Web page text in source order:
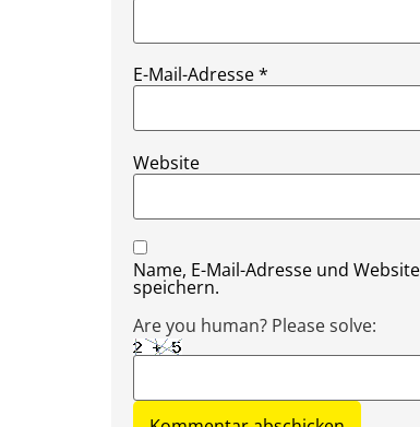
E-Mail-Adresse*
Website
Name, E-Mail-Adresse und
speichern.
Are you human? Please solve: